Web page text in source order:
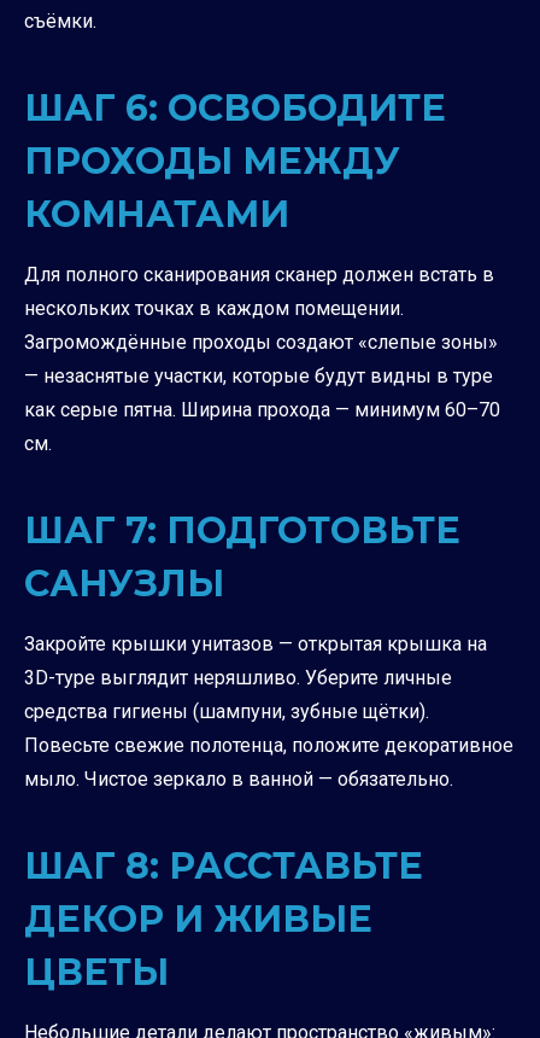
съёмки.
ШАГ 6: ОСВОБОДИТЕ
ПРОХОДЫ МЕЖДУ
КОМНАТАМИ
Для полного сканирования сканер должен встать в
нескольких точках в каждом помещении.
Загромождённые проходы создают «слепые зоны»
— незаснятые участки, которые будут видны в туре
как серые пятна. Ширина прохода — минимум 60–70
см.
ШАГ 7: ПОДГОТОВЬТЕ
САНУЗЛЫ
Закройте крышки унитазов — открытая крышка на
3D-туре выглядит неряшливо. Уберите личные
средства гигиены (шампуни, зубные щётки).
Повесьте свежие полотенца, положите декоративное
мыло. Чистое зеркало в ванной — обязательно.
ШАГ 8: РАССТАВЬТЕ
ДЕКОР И ЖИВЫЕ
ЦВЕТЫ
Небольшие детали делают пространство «живым»: